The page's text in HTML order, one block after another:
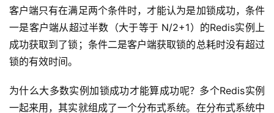
客户端只有在满足两个条件时，才能认为是加锁成功，条件
一是客户端从超过半数（大于等于 N/2+1）的Redis实例上
成功获取到了锁；条件二是客户端获取锁的总耗时没有超过
锁的有效时间。
为什么大多数实例加锁成功才能算成功呢？多个Redis实例
一起来用，其实就组成了一个分布式系统。在分布式系统中